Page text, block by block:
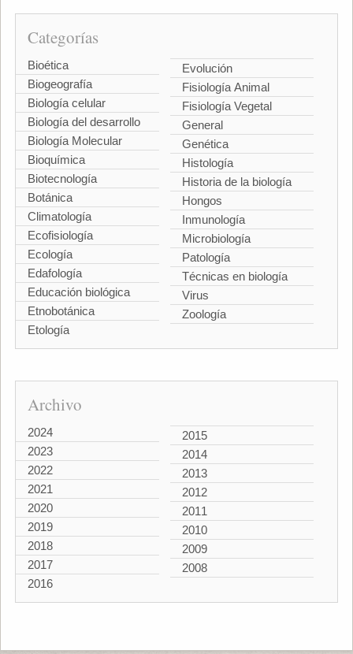
Categorías
Bioética
Biogeografía
Biología celular
Biología del desarrollo
Biología Molecular
Bioquímica
Biotecnología
Botánica
Climatología
Ecofisiología
Ecología
Edafología
Educación biológica
Etnobotánica
Etología
Evolución
Fisiología Animal
Fisiología Vegetal
General
Genética
Histología
Historia de la biología
Hongos
Inmunología
Microbiología
Patología
Técnicas en biología
Virus
Zoología
Archivo
2024
2023
2022
2021
2020
2019
2018
2017
2016
2015
2014
2013
2012
2011
2010
2009
2008